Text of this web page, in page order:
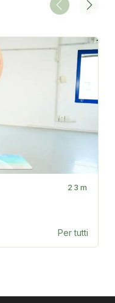
23m
Per tutti